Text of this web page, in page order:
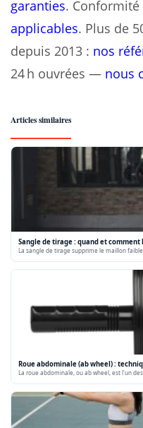
garanties.
applicables. Plus de
depuis 2013 : nos
24 h ouvrées — nous
Articles similaires
Sangle de tirage : quand et
La sangle de tirage supprime le maillon
Roue abdominale (ab wheel) :
La roue abdominale, ou ab wheel, est l'un